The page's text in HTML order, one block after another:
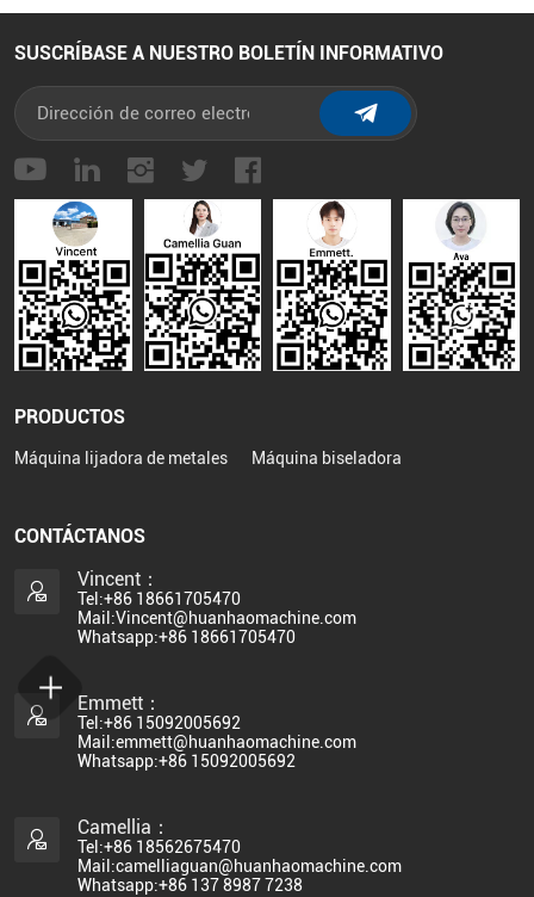
SUSCRÍBASE A NUESTRO BOLETÍN INFORMATIVO
PRODUCTOS
Máquina lijadora de metales Máquina biseladora
CONTÁCTANOS
Vincent：
Tel:+86 18661705470
Mail:Vincent@huanhaomachine.com
Whatsapp:+86 18661705470
Emmett：
Tel:+86 15092005692
Mail:emmett@huanhaomachine.com
Whatsapp:+86 15092005692
Camellia：
Tel:+86 18562675470
Mail:camelliaguan@huanhaomachine.com
Whatsapp:+86 137 8987 7238